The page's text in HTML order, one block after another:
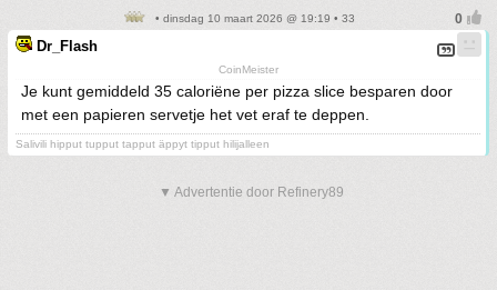
• dinsdag 10 maart 2026 @ 19:19 • 33
Dr_Flash
CoinMeister
Je kunt gemiddeld 35 caloriëne per pizza slice besparen door
met een papieren servetje het vet eraf te deppen.
Salivili hipput tupput tapput äppyt tipput hilijalleen
▼ Advertentie door Refinery89